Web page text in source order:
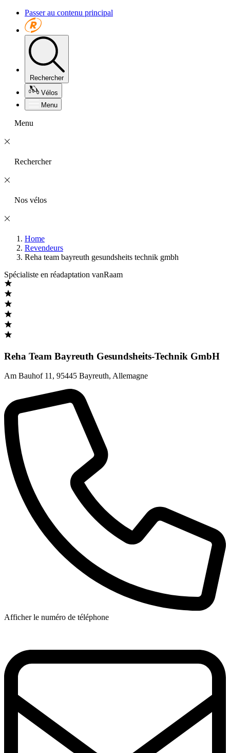
Passer au contenu principal
Rechercher
Vélos
Menu
Menu
Rechercher
Nos vélos
Home
Revendeurs
Reha team bayreuth gesundsheits technik gmbh
Spécialiste en réadaptation vanRaam
Reha Team Bayreuth Gesundsheits-Technik GmbH
Am Bauhof 11, 95445 Bayreuth, Allemagne
Afficher le numéro de téléphone